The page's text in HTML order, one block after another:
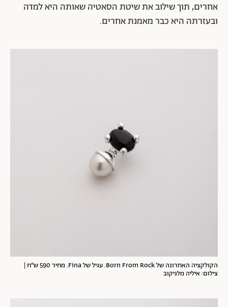
אחרים, תוך שילוב את שיטת הסאטיה שאותה היא למדה
ובעזרתה היא כבר מאמנת אחרים.
הקולקציה האחרונה של Born From Rock. עגיל של Fina. מחיר 590 ש"ח |
צילום: איליה מלניקוב